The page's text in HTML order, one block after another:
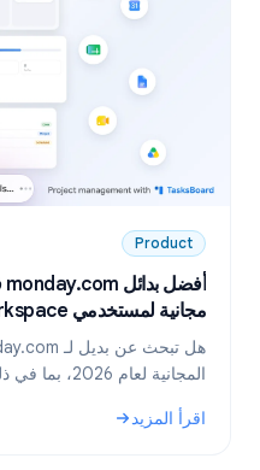
Product
مجانية لمستخدمي Google Workspace
اقرأ المزيد
: أفضل بدائل monday.com في 2026: إدارة مشاريع مجانية لمستخدمي Google Workspace